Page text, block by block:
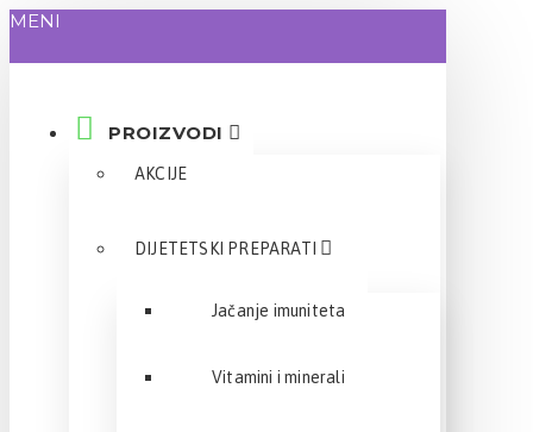
MENI
PROIZVODI
AKCIJE
DIJETETSKI PREPARATI
Jačanje imuniteta
Vitamini i minerali